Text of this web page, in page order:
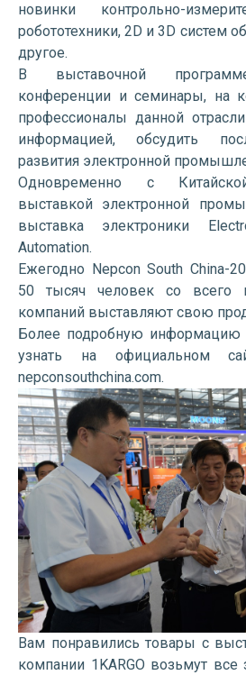
новинки контрольно-
робототехники, 2D и 3D систем
другое.
В выставочной
конференции и семинары, на
профессионалы данной
информацией, обсудить
развития электронной
Одновременно с
выставкой электронной
выставка электроники
Automation.
Ежегодно Nepcon South China-
50 тысяч человек со
компаний выставляют свою
Более подробную информацию
узнать на официальном
nepconsouthchina.com.
Вам понравились товары с
компании 1KARGO возьмут все